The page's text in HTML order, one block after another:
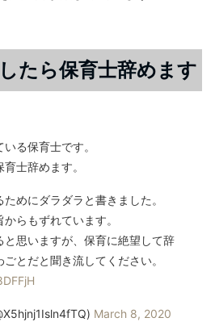
たら保育士辞めます
る保育士です。
士辞めます。
めにダラダラと書きました。
らもずれています。
と思いますが、保育に絶望して辞
とだと聞き流してください。
March 8, 2020